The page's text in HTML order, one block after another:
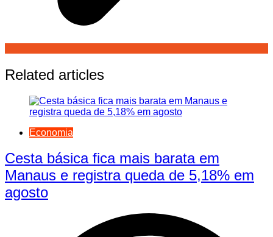
Related articles
Economia
Cesta básica fica mais barata em
Manaus e registra queda de 5,18% em
agosto